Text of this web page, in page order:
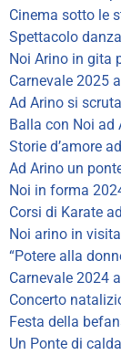
Cinema sotto le
Spettacolo
Noi Arino in gita
Carnevale 2025
Ad Arino si
Balla con Noi ad
Storie d’amore
Ad Arino un
Noi in forma
Corsi di Karate
Noi arino in
“Potere alla
Carnevale 2024
Concerto
Festa della
Un Ponte di